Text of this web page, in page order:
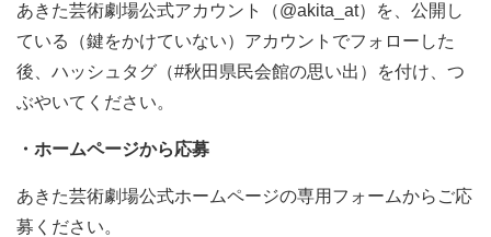
あきた芸術劇場公式アカウント（@akita_at）を、公開し
ている（鍵をかけていない）アカウントでフォローした
後、ハッシュタグ（#秋田県民会館の思い出）を付け、つ
ぶやいてください。
・ホームページから応募
あきた芸術劇場公式ホームページの専用フォームからご応
募ください。